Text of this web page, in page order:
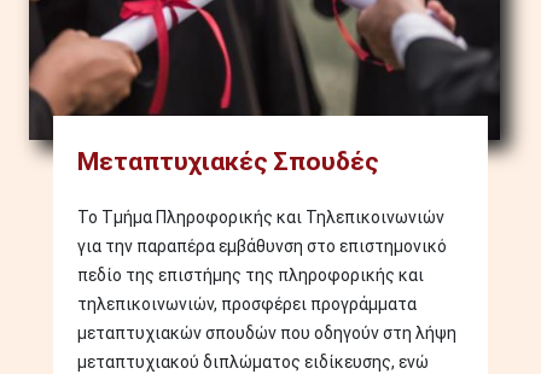
Μεταπτυχιακές Σπουδές
Το Τμήμα Πληροφορικής και Τηλεπικοινωνιών
για την παραπέρα εμβάθυνση στο επιστημονικό
πεδίο της επιστήμης της πληροφορικής και
τηλεπικοινωνιών, προσφέρει προγράμματα
μεταπτυχιακών σπουδών που οδηγούν στη λήψη
μεταπτυχιακού διπλώματος ειδίκευσης, ενώ